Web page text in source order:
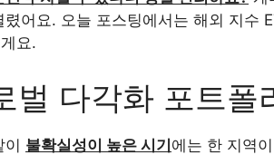
렸어요. 오늘 포스팅에서는 해외 지수
요.
벌 다각화 포트폴
이 불확실성이 높은 시기에는 한 지역